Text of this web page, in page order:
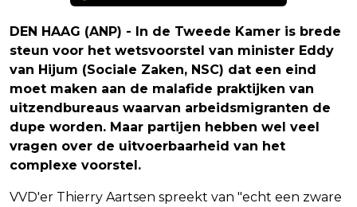
DEN HAAG (ANP) - In de Tweede Kamer is brede
steun voor het wetsvoorstel van minister Eddy
van Hijum (Sociale Zaken, NSC) dat een eind
moet maken aan de malafide praktijken van
uitzendbureaus waarvan arbeidsmigranten de
dupe worden. Maar partijen hebben wel veel
vragen over de uitvoerbaarheid van het
complexe voorstel.
VVD'er Thierry Aartsen spreekt van "echt een zware